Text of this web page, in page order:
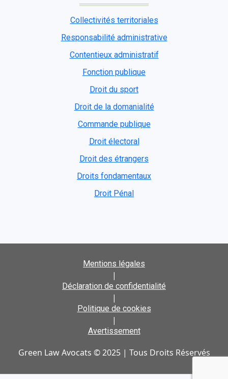
Collectivités territoriales
Responsabilité administrative
Contentieux administratif
Fonction publique
Droit du sport
Droit de la domanialité
Commande publique
Droit électoral
Droit des étrangers
Droits fondamentaux
Droit Pénal
Mentions légales
|
Déclaration de confidentialité
|
Politique de cookies
|
Avertissement
Green Law Avocats © 2025 | Tous Droits Réservés